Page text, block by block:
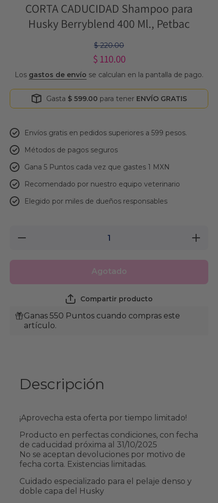
CORTA CADUCIDAD Shampoo para
Husky Berryblend 400 Ml., Petbac
$ 220.00
$ 110.00
Los gastos de envío se calculan en la pantalla de pago.
Gasta $ 599.00 para tener ENVÍO GRATIS
Envíos gratis en pedidos superiores a 599 pesos.
Métodos de pagos seguros
Gana 5 Puntos cada vez que gastes 1 MXN
Recomendado por nuestro equipo veterinario
Elegido por miles de dueños responsables
Reducir
Agotado
Compartir producto
Ganas 550 Puntos cuando compras este
artículo.
Descripción
¡Aprovecha esta oferta por tiempo limitado!
Producto en perfectas condiciones, con fecha
de caducidad próxima al 31/10/2025
No se aceptan devoluciones por motivo de
fecha corta. Existencias limitadas.
Cuidado especializado para el pelaje denso y
doble capa del Husky